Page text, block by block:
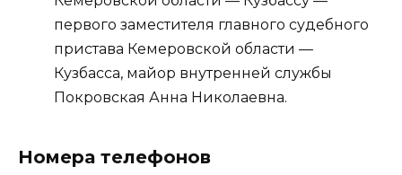
первого заместителя главного судебного
пристава Кемеровской области —
Кузбасса, майор внутренней службы
Покровская Анна Николаевна.
Номера телефонов